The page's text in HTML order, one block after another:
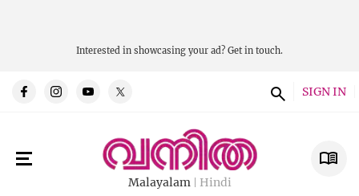
Interested in showcasing your ad? Get in touch.
SIGN IN
Malayalam Hindi